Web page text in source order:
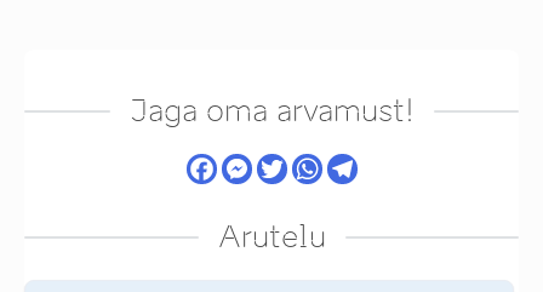
Jaga oma arvamust!
Arutelu